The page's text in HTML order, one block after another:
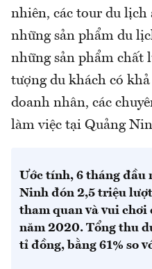
nhiên, các tour du lịch
những sản phẩm du
những sản phẩm chất
tượng du khách có
doanh nhân, các
làm việc tại Quảng
Ước tính, 6 tháng đầu
Ninh đón 2,5 triệu
tham quan và vui chơi
năm 2020. Tổng thu
tỉ đồng, bằng 61% so